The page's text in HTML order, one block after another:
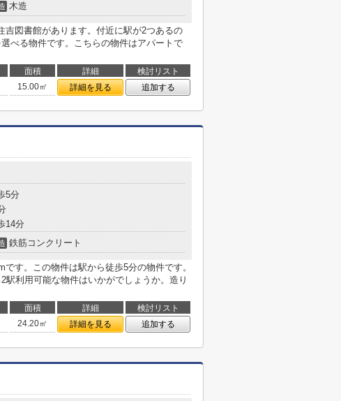
木造
吉図書館があります。付近に駅が2つあるの
べる物件です。こちらの物件はアパートで
面積 詳細
検討リスト
15.00㎡ 詳細を見る 追加する
5分
14分
鉄筋コンクリート
す。この物件は駅から徒歩5分の物件です。
駅利用可能な物件はいかがでしょうか。造り
面積 詳細
検討リスト
24.20㎡ 詳細を見る 追加する